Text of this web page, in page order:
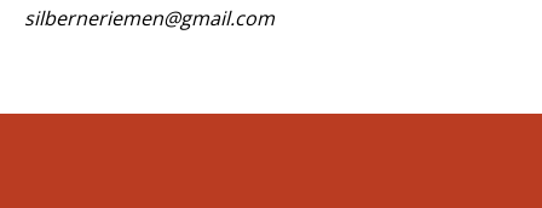
silberneriemen@gmail.com